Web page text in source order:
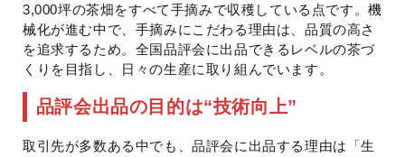
3,000坪の茶畑をすべて手摘みで収穫している点です。機
械化が進む中で、手摘みにこだわる理由は、品質の高さ
を追求するため。全国品評会に出品できるレベルの茶づ
くりを目指し、日々の生産に取り組んでいます。
品評会出品の目的は“技術向上”
取引先が多数ある中でも、品評会に出品する理由は「生